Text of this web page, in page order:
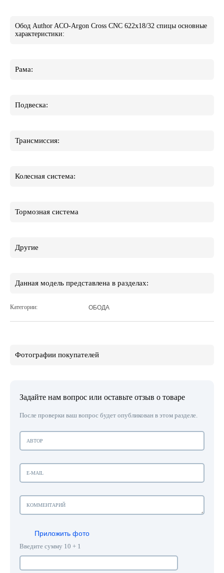
Обод Author ACO-Argon Cross CNC 622x18/32 спицы основные
характеристики:
Рама:
Подвеска:
Трансмиссия:
Колесная система:
Тормозная система
Другие
Данная модель представлена в разделах:
Категории: ОБОДА
Фотографии покупателей
Задайте нам вопрос или оставьте отзыв о товаре
После проверки ваш вопрос будет опубликован в этом разделе.
Приложить фото
Введите сумму 10 + 1